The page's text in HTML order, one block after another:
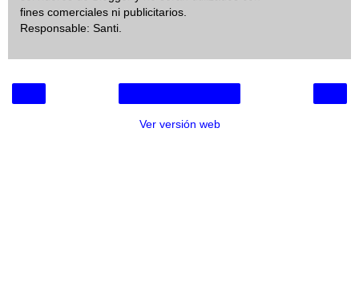
fines comerciales ni publicitarios.
Responsable: Santi.
Ver versión web